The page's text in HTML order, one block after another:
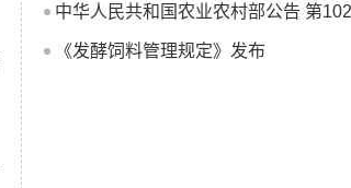
中华人民共和国农业农村部公告 第
《发酵饲料管理规定》发布